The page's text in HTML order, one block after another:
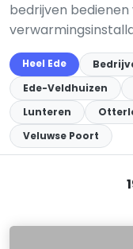
bedrijven
Heel Ede
Ede-Veldhuizen
Lunteren
Veluwse Poort